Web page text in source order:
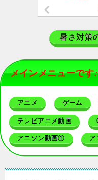
暑さ対策
メインメニューです
アニメ ゲーム
テレビアニメ動画
アニソン動画①